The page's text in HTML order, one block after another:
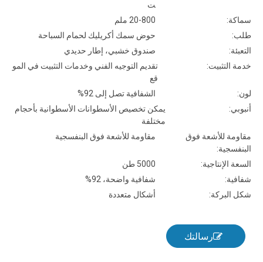
ت
سماكة:
20-800 ملم
طلب:
حوض سمك أكريليك لحمام السباحة
التعبئة:
صندوق خشبي، إطار حديدي
خدمة التثبيت:
تقديم التوجيه الفني وخدمات التثبيت في المو
قع
لون:
الشفافية تصل إلى 92%
أنبوبي:
يمكن تخصيص الأسطوانات الأسطوانية بأحجام
مختلفة
مقاومة للأشعة فوق
البنفسجية:
مقاومة للأشعة فوق البنفسجية
السعة الإنتاجية:
5000 طن
شفافية:
شفافية واضحة، 92%
شكل البركة:
أشكال متعددة
رسالتك